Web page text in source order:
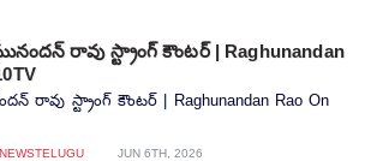
రావు స్ట్రాంగ్ కౌంటర్ | Raghunandan
రావు స్ట్రాంగ్ కౌంటర్ | Raghunandan Rao On
JUN 6TH, 2026